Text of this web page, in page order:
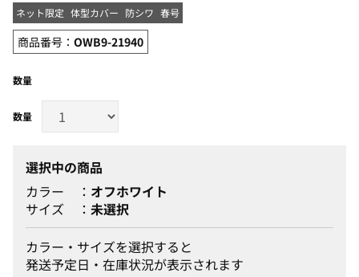
ネット限定 体型カバー 防シワ 春号
商品番号： OWB9-21940
数量
選択中の商品
カラー
オフホワイト
サイズ
未選択
カラー・サイズを選択すると
発送予定日・在庫状況が表示されます